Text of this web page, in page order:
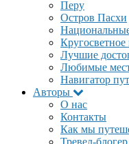
Перу
Остров Пасхи
Лучшие
Любимые
Навигатор
Авторы
О нас
Контакты
Как мы
Тревел-